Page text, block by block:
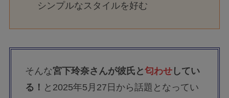
シンプルなスタイルを好む
そんな宮下玲奈さんが彼氏と匂わせしてい
る！ と2025年5月27日から話題となってい